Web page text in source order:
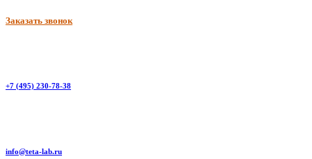
Заказать звонок
+7 (495) 230-78-38
info@teta-lab.ru